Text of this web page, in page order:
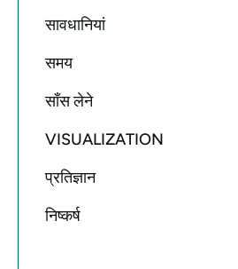
सावधानियां
समय
साँस लेने
VISUALIZATION
प्रतिज्ञान
निष्कर्ष